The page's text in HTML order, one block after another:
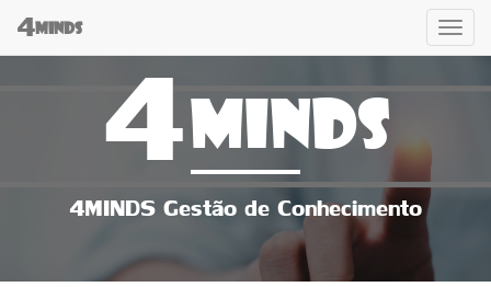
4MINDS 4MINDS
4MINDS Gestão de Conhecimento